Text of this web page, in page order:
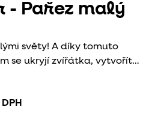
- Pařez malý
světy! A díky tomuto
se ukryjí zvířátka, vytvoříte
fantazii svých dětí.